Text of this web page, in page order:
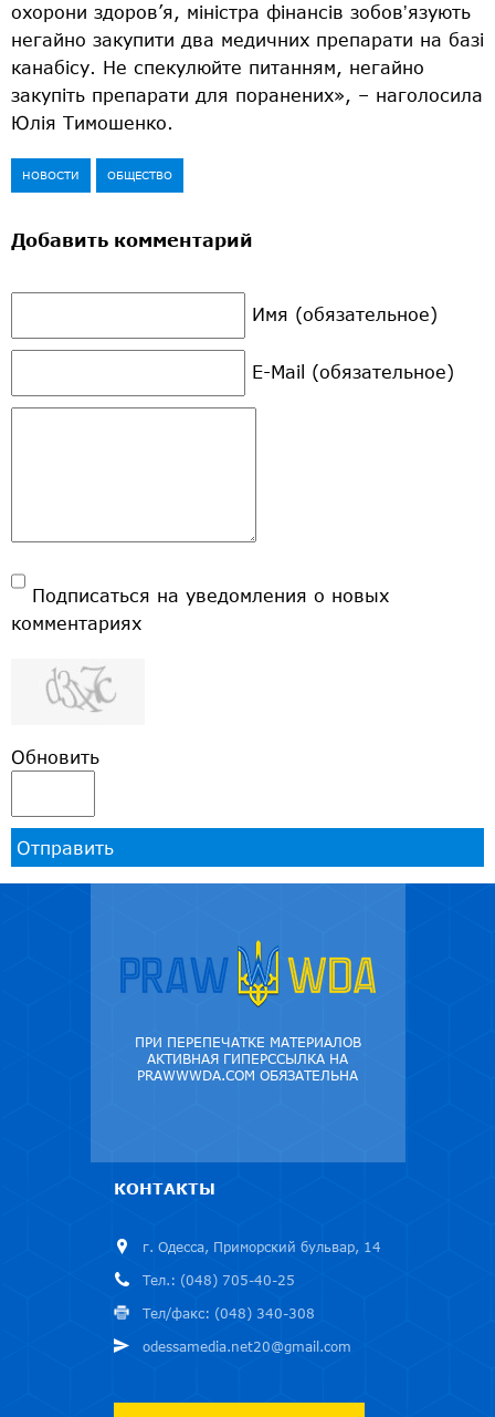
охорони здоров’я, міністра фінансів зобовʼязують
негайно закупити два медичних препарати на базі
канабісу. Не спекулюйте питанням, негайно
закупіть препарати для поранених», – наголосила
Юлія Тимошенко.
НОВОСТИ ОБЩЕСТВО
Добавить комментарий
Имя (обязательное)
E-Mail (обязательное)
Подписаться на уведомления о новых
комментариях
Обновить
Отправить
ПРИ ПЕРЕПЕЧАТКЕ МАТЕРИАЛОВ
АКТИВНАЯ ГИПЕРССЫЛКА НА
PRAWWWDA.COM ОБЯЗАТЕЛЬНА
КОНТАКТЫ
г. Одесса, Приморский бульвар, 14
Тел.: (048) 705-40-25
Тел/факс: (048) 340-308
odessamedia.net20@gmail.com